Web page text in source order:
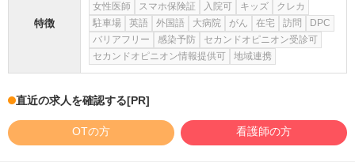
特徴
女性医師
スマホ保険証 入院可 キッズ
クレカ
駐車場
英語 外国語 大病院 がん 在宅 訪問
DPC
バリアフリー
感染予防
セカンドオピニオン受診可
セカンドオピニオン情報提供可
地域連携
直近の求人を確認する[PR]
OTの方 看護師の方